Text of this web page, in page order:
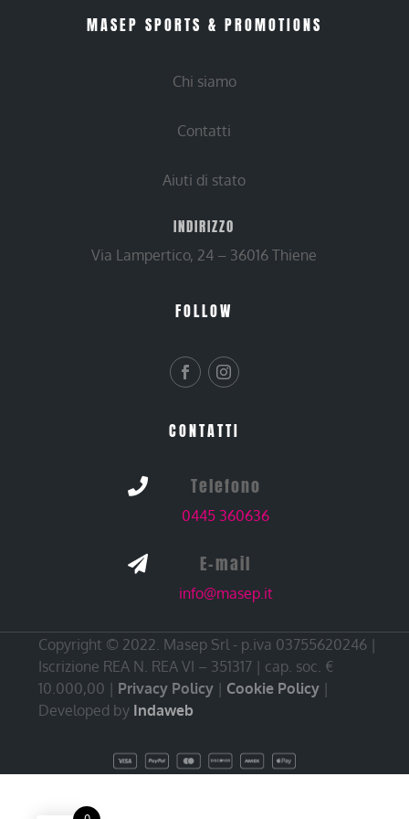
MASEP SPORTS & PROMOTIONS
Chi siamo
Contatti
Aiuti di stato
INDIRIZZO
Via Lampertico, 24 – 36016 Thiene
FOLLOW
CONTATTI
 Telefono
0445 360636
 E-mail
info@masep.it
Copyright © 2022. Masep Srl - p.iva 03755620246 |
Iscrizione REA N. REA VI – 351317 | cap. soc. €
10.000,00 | Privacy Policy | Cookie Policy |
Developed by Indaweb